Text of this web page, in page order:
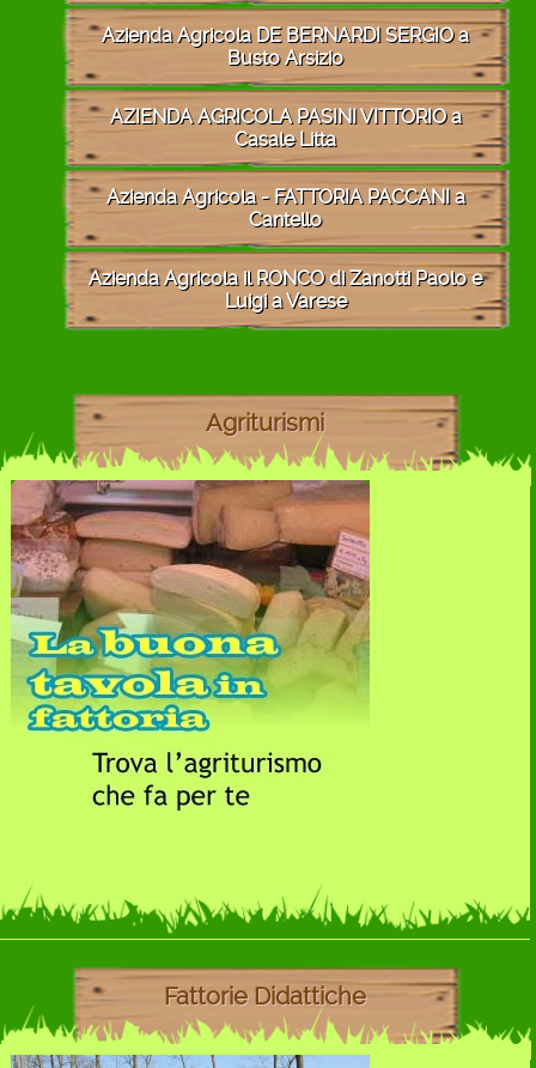
Azienda Agricola DE BERNARDI SERGIO a
Busto Arsizio
AZIENDA AGRICOLA PASINI VITTORIO a
Casale Litta
Azienda Agricola - FATTORIA PACCANI a
Cantello
Azienda Agricola il RONCO di Zanotti Paolo e
Luigi a Varese
Agriturismi
Fattorie Didattiche